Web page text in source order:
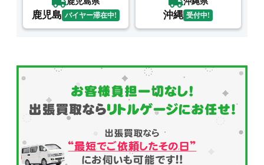
鹿児島 バイヤー滞在中! 沖縄 受付中!